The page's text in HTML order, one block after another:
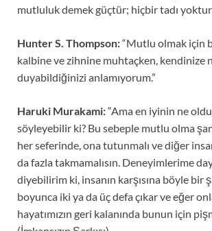
mutluluk demek güçtür; hiçbir tadı yoktur
Hunter S. Thompson:“Mutlu olmak için
kalbine ve zihnine muhtaçken, kendinize
duyabildiğinizi anlamıyorum.”
Haruki Murakami:“Ama en iyinin ne
söyleyebilir ki? Bu sebeple mutlu olma
her seferinde, ona tutunmalı ve diğer
da fazla takmamalısın. Deneyimlerime
diyebilirim ki, insanın karşısına böyle bir
boyunca iki ya da üç defa çıkar ve eğer
hayatımızın geri kalanında bunun için